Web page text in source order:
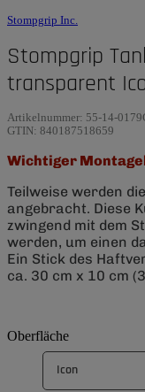
Stompgrip Inc.
Stompgrip
transparent
Artikelnummer: 55-14-
GTIN: 840187518659
Wichtiger
Teilweise werden
angebracht. Diese
zwingend mit dem
werden, um einen
Ein Stick des
ca. 30 cm x 10 cm
Oberfläche
Icon